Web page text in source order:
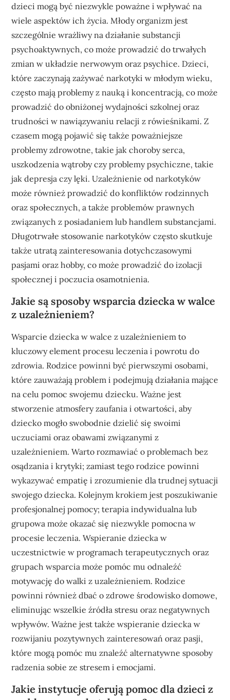
dzieci mogą być niezwykle poważne i wpływać na
wiele aspektów ich życia. Młody organizm jest
szczególnie wrażliwy na działanie substancji
psychoaktywnych, co może prowadzić do trwałych
zmian w układzie nerwowym oraz psychice. Dzieci,
które zaczynają zażywać narkotyki w młodym wieku,
często mają problemy z nauką i koncentracją, co może
prowadzić do obniżonej wydajności szkolnej oraz
trudności w nawiązywaniu relacji z rówieśnikami. Z
czasem mogą pojawić się także poważniejsze
problemy zdrowotne, takie jak choroby serca,
uszkodzenia wątroby czy problemy psychiczne, takie
jak depresja czy lęki. Uzależnienie od narkotyków
może również prowadzić do konfliktów rodzinnych
oraz społecznych, a także problemów prawnych
związanych z posiadaniem lub handlem substancjami.
Długotrwałe stosowanie narkotyków często skutkuje
także utratą zainteresowania dotychczasowymi
pasjami oraz hobby, co może prowadzić do izolacji
społecznej i poczucia osamotnienia.
Jakie są sposoby wsparcia dziecka w walce
z uzależnieniem?
Wsparcie dziecka w walce z uzależnieniem to
kluczowy element procesu leczenia i powrotu do
zdrowia. Rodzice powinni być pierwszymi osobami,
które zauważają problem i podejmują działania mające
na celu pomoc swojemu dziecku. Ważne jest
stworzenie atmosfery zaufania i otwartości, aby
dziecko mogło swobodnie dzielić się swoimi
uczuciami oraz obawami związanymi z
uzależnieniem. Warto rozmawiać o problemach bez
osądzania i krytyki; zamiast tego rodzice powinni
wykazywać empatię i zrozumienie dla trudnej sytuacji
swojego dziecka. Kolejnym krokiem jest poszukiwanie
profesjonalnej pomocy; terapia indywidualna lub
grupowa może okazać się niezwykle pomocna w
procesie leczenia. Wspieranie dziecka w
uczestnictwie w programach terapeutycznych oraz
grupach wsparcia może pomóc mu odnaleźć
motywację do walki z uzależnieniem. Rodzice
powinni również dbać o zdrowe środowisko domowe,
eliminując wszelkie źródła stresu oraz negatywnych
wpływów. Ważne jest także wspieranie dziecka w
rozwijaniu pozytywnych zainteresowań oraz pasji,
które mogą pomóc mu znaleźć alternatywne sposoby
radzenia sobie ze stresem i emocjami.
Jakie instytucje oferują pomoc dla dzieci z